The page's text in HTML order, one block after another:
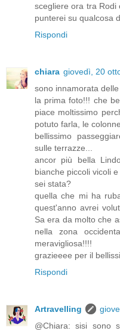
scegliere ora tra Rodi
punterei su qualcosa
Rispondi
chiara giovedì, 20
sono innamorata
la prima foto!!! che
piace moltissimo
potuto farla, le
bellissimo
sulle terrazze...
ancor più bella
bianche piccoli vicoli e
sei stata?
quella che mi ha
quest'anno avrei
Sa era da molto che
nella zona
meravigliosa!!!!
grazieeee per il
Rispondi
Artravelling
@Chiara: sisi sono